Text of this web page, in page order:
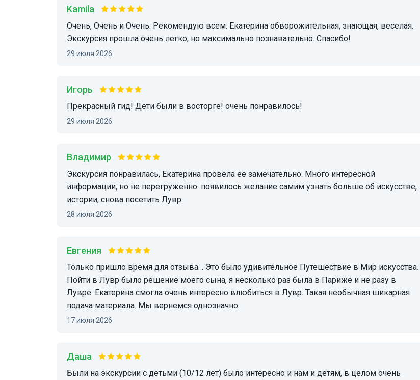
Kamila
Очень, Очень и Очень. Рекомендую всем. Екатерина обворожительная, знающая, веселая.
Экскурсия прошла очень легко, но максимально познавательно. Спасибо!
29 июля 2026
Игорь
Прекрасный гид! Дети были в восторге! очень понравилось!
29 июля 2026
Владимир
Экскурсия понравилась, Екатерина провела ее замечательно. Много интересной
информации, но не перегруженно. появилось желание самим узнать больше об искусстве,
истории, снова посетить Лувр.
28 июля 2026
Евгения
Только пришло время для отзыва… Это было удивительное Путешествие в Мир искусства.
Пойти в Лувр было решение моего сына, я несколько раз была в Париже и не разу в
Лувре. Екатерина смогла очень интересно влюбиться в Лувр. Такая необычная шикарная
подача материала. Мы вернемся однозначно.
17 июля 2026
Даша
были на экскурсии с детьми (10/12 лет) было интересно и нам и детям, в целом очень